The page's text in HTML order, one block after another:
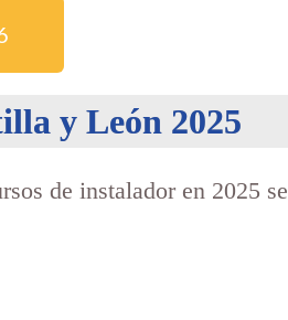
y León 2025
de instalador en 2025 se